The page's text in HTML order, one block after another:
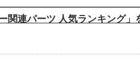
関連パーツ 人気ランキング」